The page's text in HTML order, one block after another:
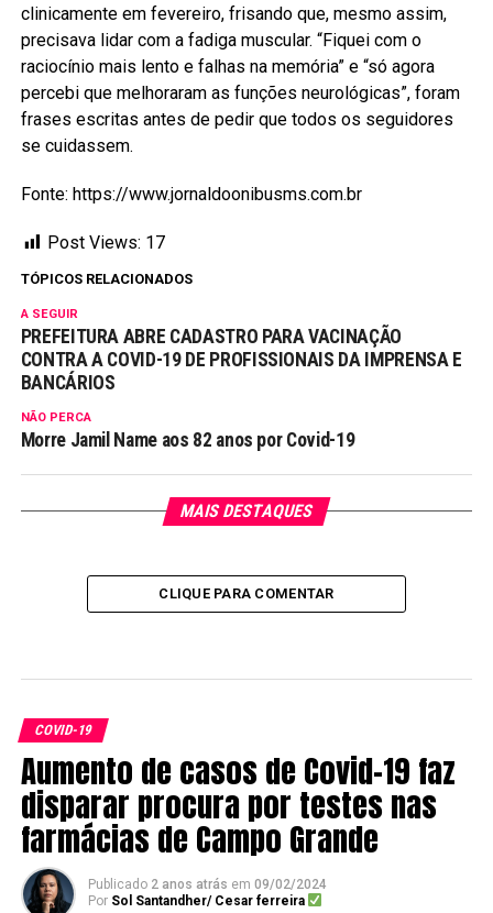
clinicamente em fevereiro, frisando que, mesmo assim,
precisava lidar com a fadiga muscular. “Fiquei com o
raciocínio mais lento e falhas na memória” e “só agora
percebi que melhoraram as funções neurológicas”, foram
frases escritas antes de pedir que todos os seguidores
se cuidassem.
Fonte: https://www.jornaldoonibusms.com.br
Post Views: 17
TÓPICOS RELACIONADOS
A SEGUIR
PREFEITURA ABRE CADASTRO PARA VACINAÇÃO
CONTRA A COVID-19 DE PROFISSIONAIS DA IMPRENSA E
BANCÁRIOS
NÃO PERCA
Morre Jamil Name aos 82 anos por Covid-19
MAIS DESTAQUES
CLIQUE PARA COMENTAR
COVID-19
Aumento de casos de Covid-19 faz
disparar procura por testes nas
farmácias de Campo Grande
Publicado 2 anos atrás em 09/02/2024
Por Sol Santandher/ Cesar ferreira